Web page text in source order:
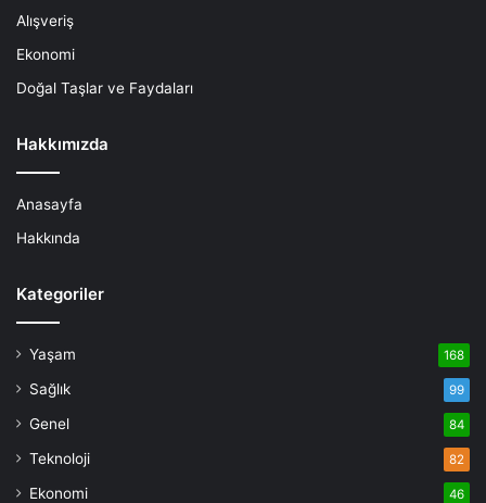
Alışveriş
Ekonomi
Doğal Taşlar ve Faydaları
Hakkımızda
Anasayfa
Hakkında
Kategoriler
Yaşam 168
Sağlık 99
Genel 84
Teknoloji 82
Ekonomi 46